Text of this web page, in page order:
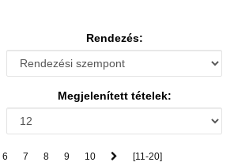
Rendezés:
Megjelenített tételek:
6 7 8 9 10 [11-20]